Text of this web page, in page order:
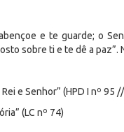
e te guarde; o
sobre ti e te dê a paz”.
e Senhor” (HPD I nº 95
(LC nº 74)